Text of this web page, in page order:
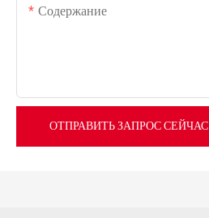
Содержание
ОТПРАВИТЬ ЗАПРОС СЕЙЧАС